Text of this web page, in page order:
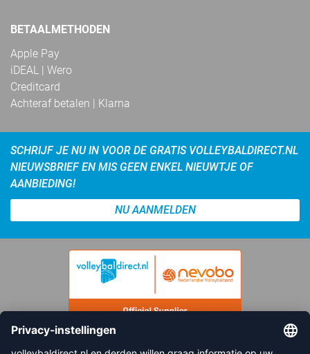
BETAALMETHODEN
Apple Pay
iDEAL | Wero
Creditcard
Achteraf betalen | Klarna
SCHRIJF JE NU IN VOOR DE GRATIS VOLLEYBALDIRECT.NL
NIEUWSBRIEF EN MIS GEEN ENKEL NIEUWTJE OF
AANBIEDING!
NU AANMELDEN